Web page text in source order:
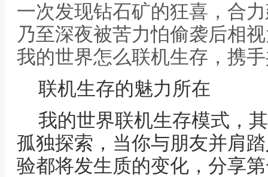
一次发现钻石矿的狂喜，合
乃至深夜被苦力怕偷袭后相
我的世界怎么联机生存，携
联机生存的魅力所在
我的世界联机生存模式，
孤独探索，当你与朋友并肩
验都将发生质的变化，分享